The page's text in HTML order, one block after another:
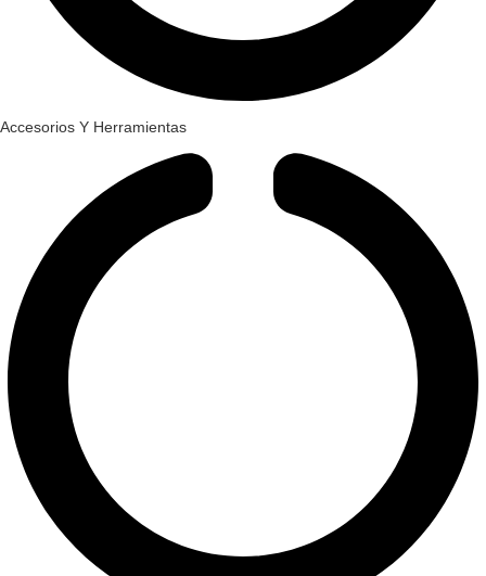
Accesorios Y Herramientas